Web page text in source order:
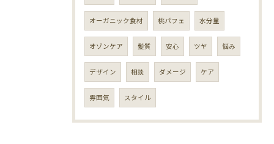
オーガニック食材 桃パフェ 水分量
オゾンケア 髪質 安心 ツヤ 悩み
デザイン 相談 ダメージ ケア
雰囲気 スタイル